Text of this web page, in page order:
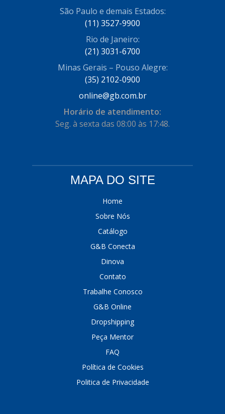
São Paulo e demais Estados:
(11) 3527-9900
Rio de Janeiro:
(21) 3031-6700
Minas Gerais – Pouso Alegre:
(35) 2102-0900
online@gb.com.br
Horário de atendimento:
Seg. à sexta das 08:00 às 17:48.
MAPA DO SITE
Home
Sobre Nós
Catálogo
G&B Conecta
Dinova
Contato
Trabalhe Conosco
G&B Online
Dropshipping
Peça Mentor
FAQ
Política de Cookies
Politica de Privacidade